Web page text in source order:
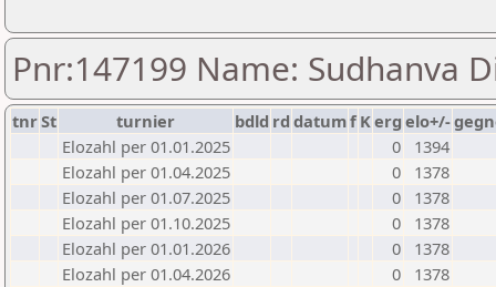
Pnr:147199 Name: Sudhanva
tnrSt turnier bdld rd datumf Kerg elo+/-
Elozahl per 01.01.2025
0
1394
Elozahl per 01.04.2025
0
1378
Elozahl per 01.07.2025
0
1378
Elozahl per 01.10.2025
0
1378
Elozahl per 01.01.2026
0
1378
Elozahl per 01.04.2026
0
1378